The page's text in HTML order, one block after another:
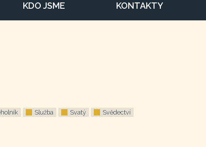
KDO JSME KONTAKTY
Služba Svatý
Svědectví